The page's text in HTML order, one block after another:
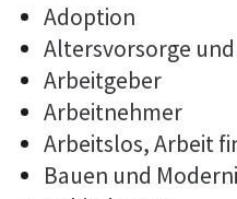
Adoption
Altersvorsorge
Arbeitgeber
Arbeitnehmer
Arbeitslos, Arbeit
Bauen und